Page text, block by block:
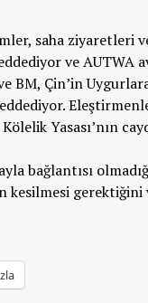
saha ziyaretleri
ve
Çin’in
Yasası’nın
bağlantısı
gerektiğini